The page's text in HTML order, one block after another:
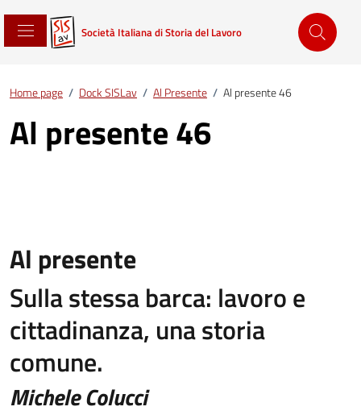
Società Italiana di Storia del Lavoro
Home page / Dock SISLav / Al Presente / Al presente 46
Al presente 46
Al presente
Sulla stessa barca: lavoro e
cittadinanza, una storia
comune.
Michele Colucci